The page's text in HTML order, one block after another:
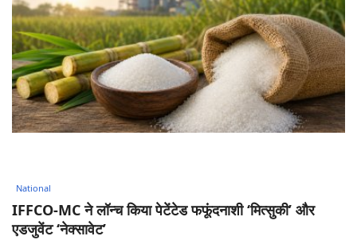
IFFCO-MC ने लॉन्च किया पेटेंटेड फफूंदनाशी ‘मित्सुकी’ और
एडजुवेंट ‘नेक्सावेट’
National